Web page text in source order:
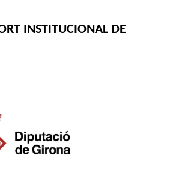
INSTITUCIONAL DE